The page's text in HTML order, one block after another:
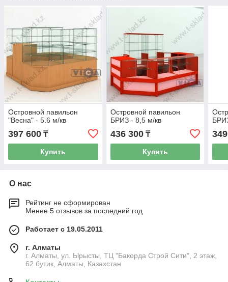
Островной павильон
"Весна" - 5.6 м/кв
397 600 ₸
Купить
Островной павильон
БРИЗ - 8,5 м/кв
436 300₸
Купить
О нас
Рейтинг не сформирован
Менее 5 отзывов за последний год
Работает с 19.05.2011
г. Алматы
г. Алматы, ул. Ырысты, ТЦ "Бакорда Строй Сити", 2 этаж,
62 бутик, Алматы, Казахстан